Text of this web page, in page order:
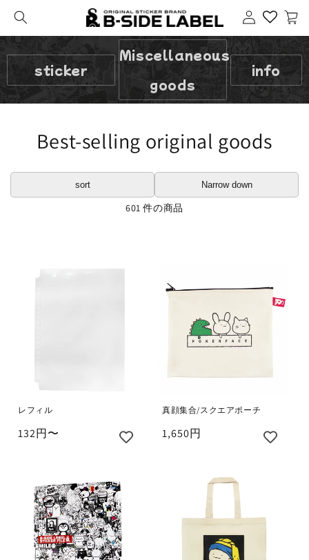
Login cart
sticker
Miscellaneous
goods
info
Best-selling original goods
601 件の商品
sort Narrow down
レフィル
132円〜
真顔集合/スクエアポーチ
1,650円